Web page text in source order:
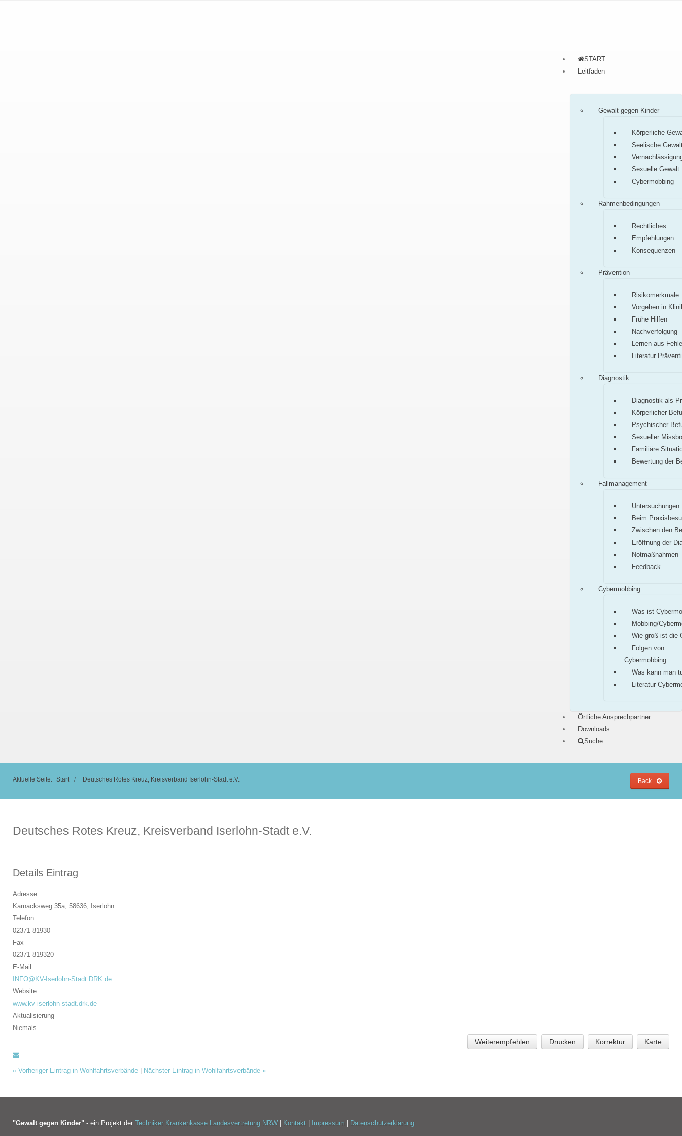
START
Leitfaden
Gewalt gegen Kinder
Körperliche
Seelische
Sexuelle Gewalt
Cybermobbing
Rahmenbedingungen
Rechtliches
Empfehlungen
Konsequenzen
Prävention
Risikomerkmale
Vorgehen in
Frühe Hilfen
Nachverfolgung
Lernen aus
Literatur
Diagnostik
Diagnostik als
Körperlicher
Psychischer
Sexueller
Familiäre
Bewertung der
Fallmanagement
Untersuchungen
Beim
Zwischen den
Eröffnung der
Notmaßnahmen
Feedback
Cybermobbing
Was ist
Mobbing/
Wie groß ist die
Folgen von
Cybermobbing
Was kann man
Literatur
Örtliche Ansprechpartner
Downloads
Suche
Aktuelle Seite: Start Deutsches Rotes Kreuz, Kreisverband Iserlohn-Stadt e.V. Back
Deutsches Rotes Kreuz, Kreisverband Iserlohn-Stadt e.V.
Details Eintrag
Adresse
Karnacksweg 35a, 58636, Iserlohn
Telefon
02371 81930
Fax
02371 819320
E-Mail
INFO@KV-Iserlohn-Stadt.DRK.de
Website
www.kv-iserlohn-stadt.drk.de
Aktualisierung
Niemals
Weiterempfehlen Drucken Korrektur Karte
« Vorheriger Eintrag in Wohlfahrtsverbände Nächster Eintrag in Wohlfahrtsverbände »
"Gewalt gegen Kinder" - ein Projekt der Techniker Krankenkasse Landesvertretung NRW Kontakt Impressum Datenschutzerklärung